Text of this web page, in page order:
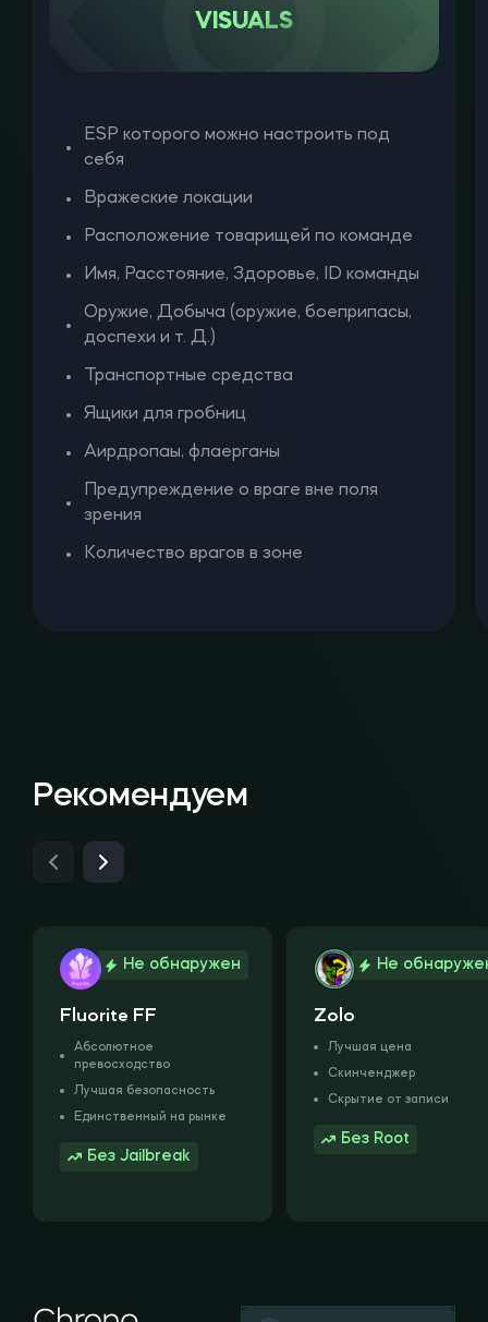
VISUALS
ESP которого можно настроить под
себя
Вражеские локации
Расположение товарищей по команде
Имя, Расстояние, Здоровье, ID команды
Оружие, Добыча (оружие, боеприпасы,
доспехи и т. Д.)
Транспортные средства
Ящики для гробниц
Аирдропaы, флаерганы
Предупреждение о враге вне поля
зрения
Количество врагов в зоне
Рекомендуем
Не обнаружен
Fluorite FF
Абсолютное
превосходство
Лучшая безопасность
Единственный на рынке
Без Jailbreak
Не
Zolo
Лучшая цена
Скинченджер
Скрытие от записи
Без Root